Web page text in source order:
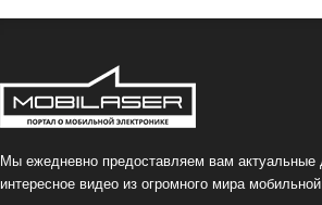
Мы ежедневно предоставляем вам актуальные
интересное видео из огромного мира